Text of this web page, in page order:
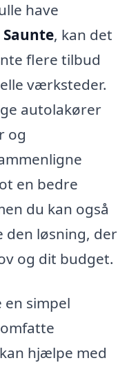
have
, kan det
flere tilbud
værksteder.
autolakører
og
en bedre
du kan også
den løsning, der
og dit budget.
simpel
hjælpe med